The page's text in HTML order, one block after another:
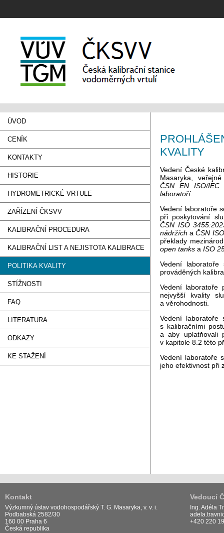
ÚVOD
CENÍK
KONTAKTY
HISTORIE
HYDROMETRICKÉ VRTULE
ZAŘÍZENÍ ČKSVV
KALIBRAČNÍ PROCEDURA
KALIBRAČNÍ LIST A NEJISTOTA KALIBRACE
POLITIKA KVALITY
STÍŽNOSTI
FAQ
LITERATURA
ODKAZY
KE STAŽENÍ
KVALITY
Vedení České
Masaryka,
ČSN EN ISO/IEC
laboratoří.
Vedení laboratoře
při poskytování
ČSN ISO
nádržích aČSN
překlady
open tanks a ISO
Vedení laboratoře
prováděných
Vedení laboratoře
nejvyšší kvality
a věrohodnosti.
Vedení laboratoře
s kalibračními
a aby uplatňovali
v kapitole 8.2 této
Vedení laboratoře
jeho efektivnost při
Kontakt
Výzkumný ústav vodohospodářský T. G. Masaryka, v. v. i.
Podbabská 2582/30
160 00 Praha 6
Česká republika
Vedoucí
Ing. Adéla
+420 220